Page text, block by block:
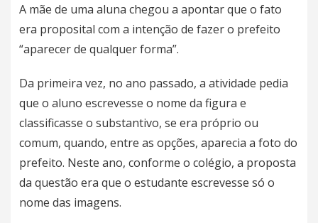
A mãe de uma aluna chegou a apontar que o fato
era proposital com a intenção de fazer o prefeito
“aparecer de qualquer forma”.
Da primeira vez, no ano passado, a atividade pedia
que o aluno escrevesse o nome da figura e
classificasse o substantivo, se era próprio ou
comum, quando, entre as opções, aparecia a foto do
prefeito. Neste ano, conforme o colégio, a proposta
da questão era que o estudante escrevesse só o
nome das imagens.